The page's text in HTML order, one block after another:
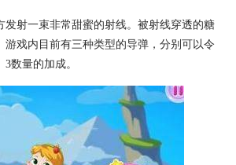
发射一束非常甜蜜的射线。被射线穿透的糖
游戏内目前有三种类型的导弹，分别可以令
数量的加成。